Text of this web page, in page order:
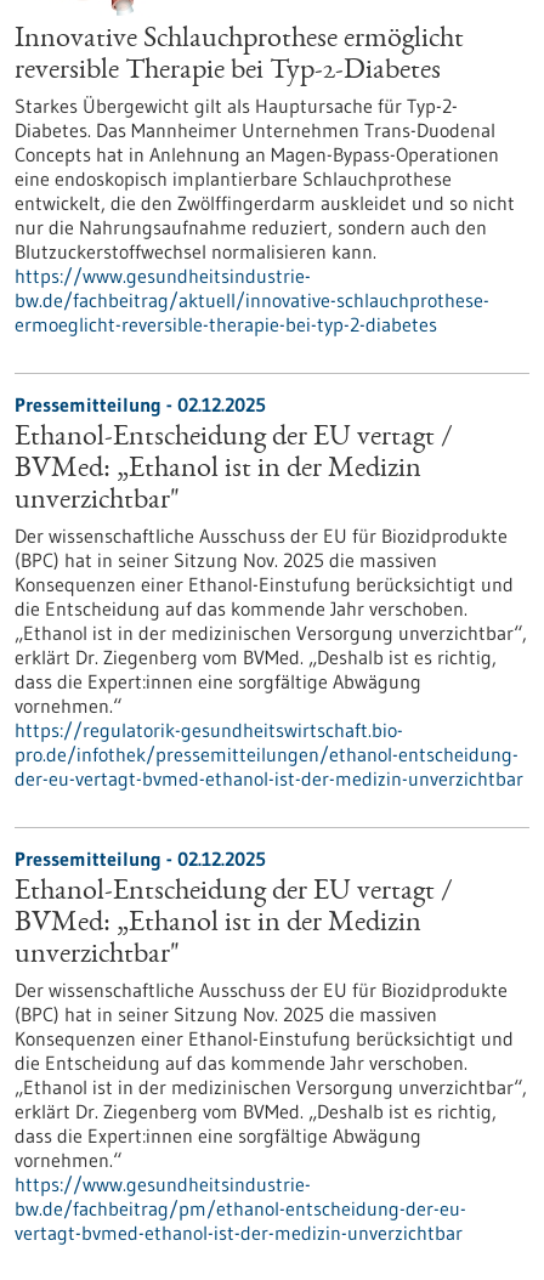
Innovative Schlauchprothese ermöglicht
reversible Therapie bei Typ-2-Diabetes
Starkes Übergewicht gilt als Hauptursache für Typ-2-
Diabetes. Das Mannheimer Unternehmen Trans-Duodenal
Concepts hat in Anlehnung an Magen-Bypass-Operationen
eine endoskopisch implantierbare Schlauchprothese
entwickelt, die den Zwölffingerdarm auskleidet und so nicht
nur die Nahrungsaufnahme reduziert, sondern auch den
Blutzuckerstoffwechsel normalisieren kann.
https://www.gesundheitsindustrie-
bw.de/fachbeitrag/aktuell/innovative-schlauchprothese-
ermoeglicht-reversible-therapie-bei-typ-2-diabetes
Pressemitteilung - 02.12.2025
Ethanol-Entscheidung der EU vertagt /
BVMed: „Ethanol ist in der Medizin
unverzichtbar"
Der wissenschaftliche Ausschuss der EU für Biozidprodukte
(BPC) hat in seiner Sitzung Nov. 2025 die massiven
Konsequenzen einer Ethanol-Einstufung berücksichtigt und
die Entscheidung auf das kommende Jahr verschoben.
„Ethanol ist in der medizinischen Versorgung unverzichtbar“,
erklärt Dr. Ziegenberg vom BVMed. „Deshalb ist es richtig,
dass die Expert:innen eine sorgfältige Abwägung
vornehmen.“
https://regulatorik-gesundheitswirtschaft.bio-
pro.de/infothek/pressemitteilungen/ethanol-entscheidung-
der-eu-vertagt-bvmed-ethanol-ist-der-medizin-unverzichtbar
Pressemitteilung - 02.12.2025
Ethanol-Entscheidung der EU vertagt /
BVMed: „Ethanol ist in der Medizin
unverzichtbar"
Der wissenschaftliche Ausschuss der EU für Biozidprodukte
(BPC) hat in seiner Sitzung Nov. 2025 die massiven
Konsequenzen einer Ethanol-Einstufung berücksichtigt und
die Entscheidung auf das kommende Jahr verschoben.
„Ethanol ist in der medizinischen Versorgung unverzichtbar“,
erklärt Dr. Ziegenberg vom BVMed. „Deshalb ist es richtig,
dass die Expert:innen eine sorgfältige Abwägung
vornehmen.“
https://www.gesundheitsindustrie-
bw.de/fachbeitrag/pm/ethanol-entscheidung-der-eu-
vertagt-bvmed-ethanol-ist-der-medizin-unverzichtbar